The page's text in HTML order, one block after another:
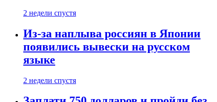
2 недели спустя
Из-за наплыва россиян в Японии
появились вывески на русском
языке
2 недели спустя